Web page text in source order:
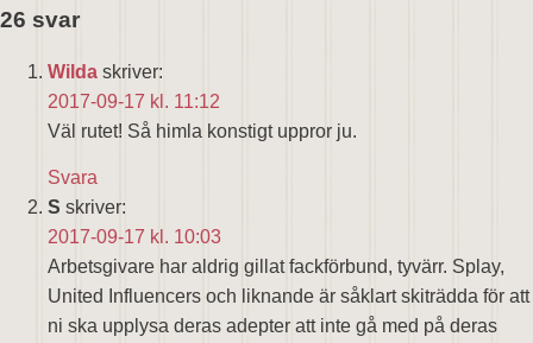
26 svar
Wilda skriver:
2017-09-17 kl. 11:12
Väl rutet! Så himla konstigt uppror ju.
Svara
S skriver:
2017-09-17 kl. 10:03
Arbetsgivare har aldrig gillat fackförbund, tyvärr. Splay,
United Influencers och liknande är såklart skiträdda för att
ni ska upplysa deras adepter att inte gå med på deras